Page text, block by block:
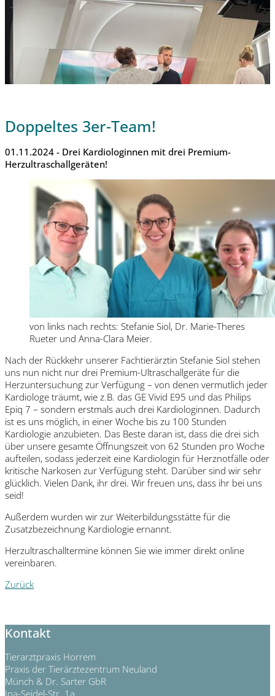
Doppeltes 3er-Team!
01.11.2024 - Drei Kardiologinnen mit drei Premium-
Herzultraschallgeräten!
von links nach rechts: Stefanie Siol, Dr. Marie-Theres
Rueter und Anna-Clara Meier.
Nach der Rückkehr unserer Fachtierärztin Stefanie Siol stehen
uns nun nicht nur drei Premium-Ultraschallgeräte für die
Herzuntersuchung zur Verfügung – von denen vermutlich jeder
Kardiologe träumt, wie z.B. das GE Vivid E95 und das Philips
Epiq 7 – sondern erstmals auch drei Kardiologinnen. Dadurch
ist es uns möglich, in einer Woche bis zu 100 Stunden
Kardiologie anzubieten. Das Beste daran ist, dass die drei sich
über unsere gesamte Öffnungszeit von 62 Stunden pro Woche
aufteilen, sodass jederzeit eine Kardiologin für Herznotfälle oder
kritische Narkosen zur Verfügung steht. Darüber sind wir sehr
glücklich. Vielen Dank, ihr drei. Wir freuen uns, dass ihr bei uns
seid!
Außerdem wurden wir zur Weiterbildungsstätte für die
Zusatzbezeichnung Kardiologie ernannt.
Herzultraschalltermine können Sie wie immer direkt online
vereinbaren.
Zurück
Kontakt
Tierarztpraxis Horrem
Praxis der Tierärztezentrum Neuland
Münch & Dr. Sarter GbR